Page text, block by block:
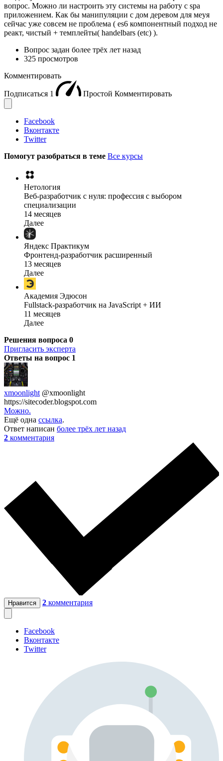
вопрос. Можно ли настроить эту системы на работу с spa
приложением. Как бы манипуляции с дом деревом для меyя
сейчас уже совсем не проблема ( es6 компонентный подход не
реакт, чистый + темплейты( handelbars (etc) ).
Вопрос задан более трёх лет назад
325 просмотров
Комментировать
Подписаться 1 Простой Комментировать
Facebook
Вконтакте
Twitter
Помогут разобраться в теме Все курсы
Нетология
Веб-разработчик с нуля: профессия с выбором
специализации
14 месяцев
Далее
Яндекс Практикум
Фронтенд-разработчик расширенный
13 месяцев
Далее
Академия Эдюсон
Fullstack-разработчик на JavaScript + ИИ
11 месяцев
Далее
Решения вопроса 0
Пригласить эксперта
Ответы на вопрос 1
xmoonlight @xmoonlight
https://sitecoder.blogspot.com
Можно.
Ещё одна ссылка.
Ответ написан более трёх лет назад
2 комментария
Нравится 2 комментария
Facebook
Вконтакте
Twitter